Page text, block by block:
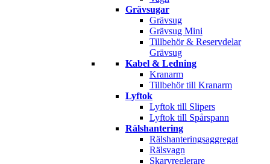
Grävsugar
Grävsug
Grävsug Mini
Tillbehör & Reservdelar
Grävsug
Kabel & Ledning
Kranarm
Tillbehör till Kranarm
Lyftok
Lyftok till Slipers
Lyftok till Spårspann
Rälshantering
Rälshanteringsaggregat
Rälsvagn
Skarvreglerare